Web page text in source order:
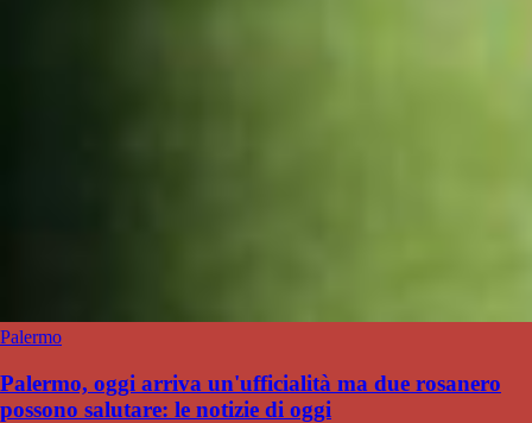
Palermo
Palermo, oggi arriva un'ufficialità ma due rosanero
possono salutare: le notizie di oggi